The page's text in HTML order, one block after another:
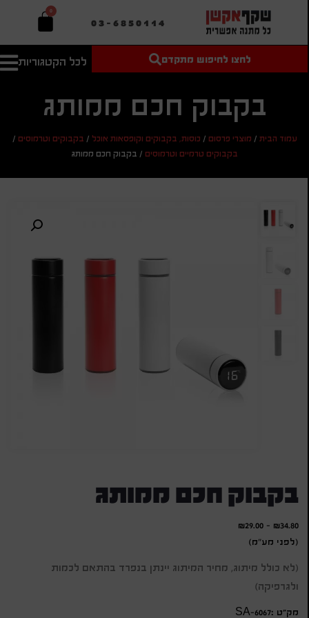
03-6850114
0
לכל הקטגוריות
טקסט חופשי
מחיר מיני'
חיפוש
אישית
לחצו לחיפוש מתקדם
בקבוק חכם ממותג
עמוד הבית/ מוצרי פרסום/ כוסות, בקבוקים וקופסאות אוכל/ בקבוקים וטרמוסים/
בקבוקים טרמיים וטרמוסים/ בקבוק חכם ממותג
בקבוק חכם ממותג
₪34.80
-
₪29.00
(לפני מע"מ)
(לא כולל מיתוג, מחיר המיתוג יינתן בנפרד בהתאם לכמות
ולגרפיקה)
מק״ט :SA-6067